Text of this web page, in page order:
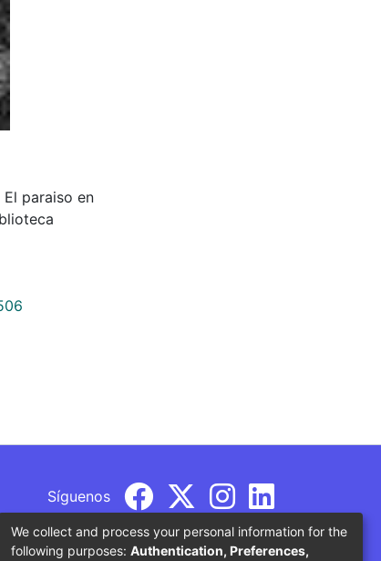
paraiso en
Síguenos
We collect and process your personal information for the
following purposes: Authentication, Preferences,